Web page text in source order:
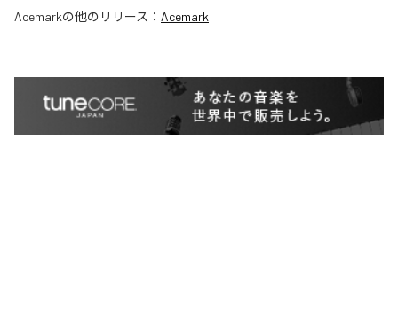
Acemarkの他のリリース： Acemark